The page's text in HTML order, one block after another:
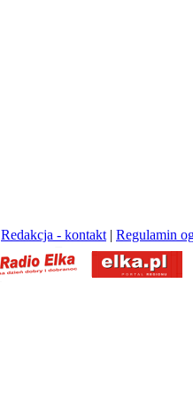
Redakcja - kontakt | Regulamin